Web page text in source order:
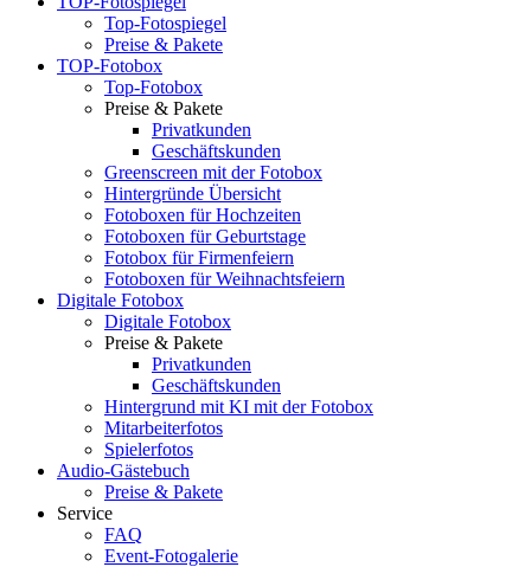
Top-Fotospiegel
Preise & Pakete
TOP-Fotobox
Top-Fotobox
Preise & Pakete
Privatkunden
Geschäftskunden
Greenscreen mit der Fotobox
Hintergründe Übersicht
Fotoboxen für Hochzeiten
Fotoboxen für Geburtstage
Fotobox für Firmenfeiern
Fotoboxen für Weihnachtsfeiern
Digitale Fotobox
Digitale Fotobox
Preise & Pakete
Privatkunden
Geschäftskunden
Hintergrund mit KI mit der Fotobox
Mitarbeiterfotos
Spielerfotos
Audio-Gästebuch
Preise & Pakete
Service
FAQ
Event-Fotogalerie